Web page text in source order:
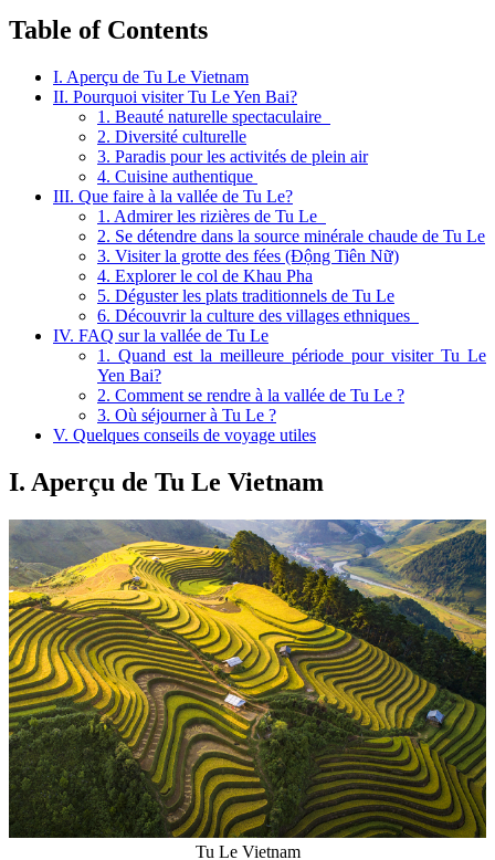
Table of Contents
I. Aperçu de Tu Le Vietnam
II. Pourquoi visiter Tu Le Yen Bai?
1. Beauté naturelle spectaculaire
2. Diversité culturelle
3. Paradis pour les activités de plein air
4. Cuisine authentique
III. Que faire à la vallée de Tu Le?
1. Admirer les rizières de Tu Le
2. Se détendre dans la source minérale chaude de Tu Le
3. Visiter la grotte des fées (Động Tiên Nữ)
4. Explorer le col de Khau Pha
5. Déguster les plats traditionnels de Tu Le
6. Découvrir la culture des villages ethniques
IV. FAQ sur la vallée de Tu Le
1. Quand est la meilleure période pour visiter Tu Le
Yen Bai?
2. Comment se rendre à la vallée de Tu Le ?
3. Où séjourner à Tu Le ?
V. Quelques conseils de voyage utiles
I. Aperçu de Tu Le Vietnam
Tu Le Vietnam